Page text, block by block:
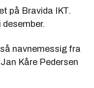
på Bravida IKT.
navnemessig fra
Kåre Pedersen